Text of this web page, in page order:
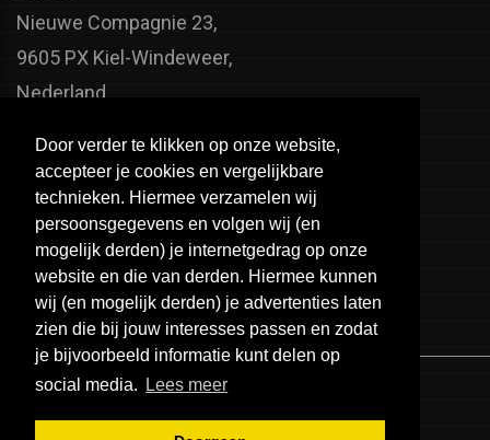
Door verder te klikken op onze website,
accepteer je cookies en vergelijkbare
technieken. Hiermee verzamelen wij
persoonsgegevens en volgen wij (en
mogelijk derden) je internetgedrag op onze
website en die van derden. Hiermee kunnen
wij (en mogelijk derden) je advertenties laten
zien die bij jouw interesses passen en zodat
je bijvoorbeeld informatie kunt delen op
social media.
Lees meer
Nieuwe Compagnie 23,
9605 PX Kiel-Windeweer,
Nederland
+31 598 - 320 402
Telefoonnummer:
+31 598 - 350 330
Email:
info@usa-engines.com